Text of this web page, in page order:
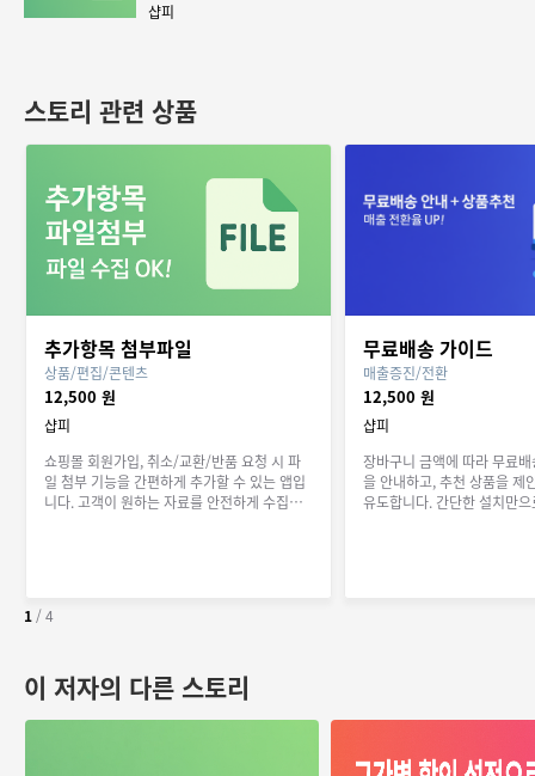
샵피
스토리 관련 상품
추가항목 첨부파일
상품/편집/콘텐츠
12,500 원
샵피
쇼핑몰 회원가입, 취소/교환/반품 요청 시 파
일 첨부 기능을 간편하게 추가할 수 있는 앱입
니다. 고객이 원하는 자료를 안전하게 수집하
무료배송 가이드
매출증진/전환
12,500 원
샵피
장바구니 금액에 따라 무료
을 안내하고, 추천 상품을 제
유도합니다. 간단한 설치만
1/4
이 저자의 다른 스토리